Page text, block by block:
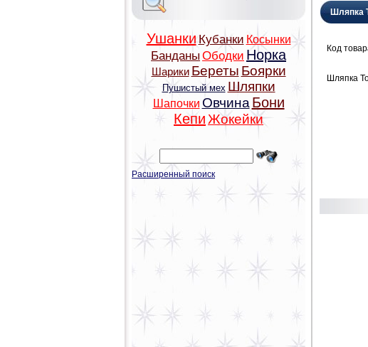
Ушанки Кубанки Косынки
Банданы Ободки Норка
Шарики Береты Боярки
Пушистый мех Шляпки
Шапочки Овчина Бони
Кепи Жокейки
Расширенный поиск
Шляпка
Код
Шляпка